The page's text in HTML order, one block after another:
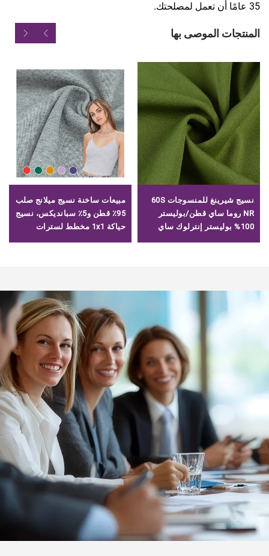
35 عامًا أن تعمل لمصلحتك.
المنتجات الموصى بها
نسيج شيرينغ للمنسوجات 60S
NR روما ساي قطن/بوليستر
100% بوليستر إنترلوك ساي
مبيعات ساخنة نسيج ميلانج صلب
95٪ قطن و5٪ سبانديكس، نسيج
حياكة 1x1 مخطط لسترات